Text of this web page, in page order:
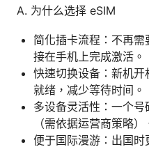
A. 为什么选择 eSIM
简化插卡流程：不再
接在手机上完成激活。
快速切换设备：新机
就绪，减少等待时间。
多设备灵活性：一个
（需依据运营商策略）
便于国际漫游：出国时